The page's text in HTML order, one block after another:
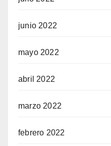
junio 2022
mayo 2022
abril 2022
marzo 2022
febrero 2022